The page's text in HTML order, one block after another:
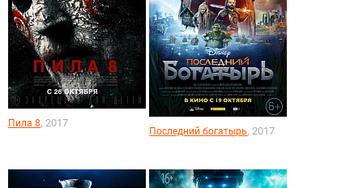
Пила 8, 2017
Последний богатырь, 2017